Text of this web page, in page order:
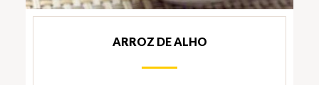
ARROZ DE ALHO